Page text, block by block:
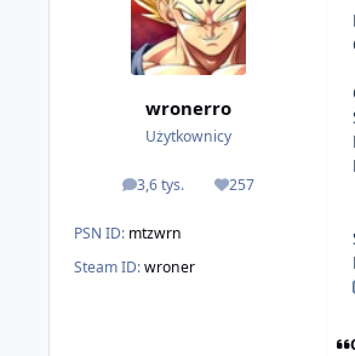
wronerro
Użytkownicy
3,6 tys.
odpowiedzi257
Reputacja
PSN ID: mtzwrn
Steam ID:wroner